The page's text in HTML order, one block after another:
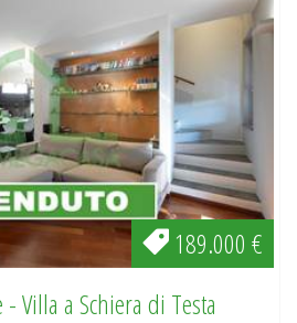
189.000 €
- Villa a Schiera di Testa